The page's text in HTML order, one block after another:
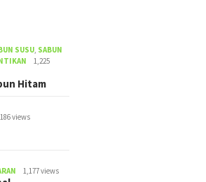
SUSU, SABUN
1,225
Hitam
views
1,177 views